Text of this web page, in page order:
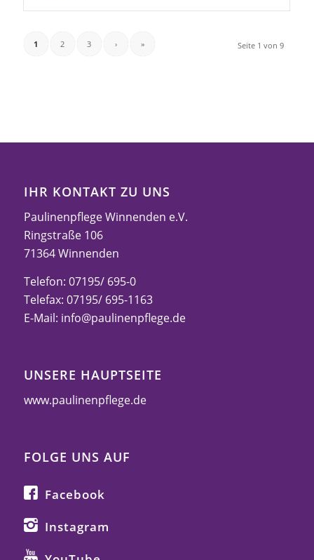
Seite 1 von 9
1 2 3 › »
IHR KONTAKT ZU UNS
Paulinenpflege Winnenden e.V.
Ringstraße 106
71364 Winnenden
Telefon: 07195/ 695-0
Telefax: 07195/ 695-1163
E-Mail: info@paulinenpflege.de
UNSERE HAUPTSEITE
www.paulinenpflege.de
FOLGE UNS AUF
Facebook
Instagram